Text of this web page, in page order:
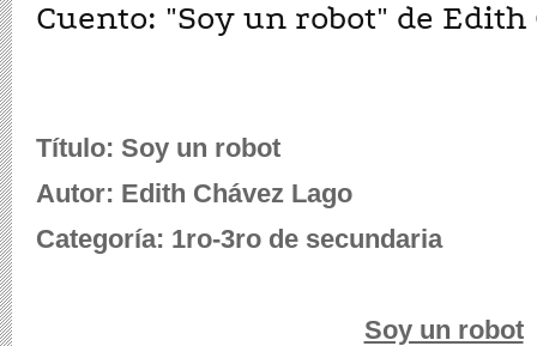
Cuento: "Soy un robot" de Edith
Título: Soy un robot
Autor: Edith Chávez Lago
Categoría: 1ro-3ro de secundaria
Soy un robot